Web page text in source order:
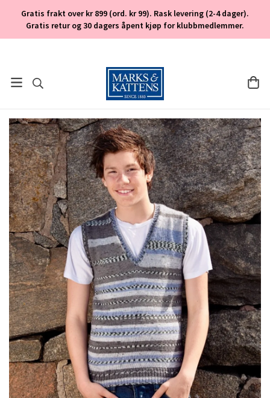
Gratis frakt over kr 899 (ord. kr 99). Rask levering (2-4 dager).
Gratis retur og 30 dagers åpent kjøp for klubbmedlemmer.